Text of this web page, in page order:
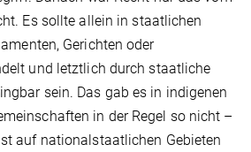
Es sollte allein in staatlichen
Gerichten oder
und letztlich durch staatliche
sein. Das gab es in indigenen
in der Regel so nicht –
auf nationalstaatlichen Gebieten